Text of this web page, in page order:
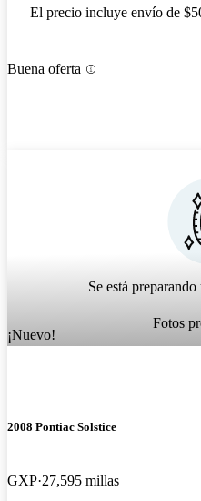
El precio incluye envío de
Buena oferta
Se está
Fotos
¡Nuevo!
2008 Pontiac Solstice
GXP 27,595 millas